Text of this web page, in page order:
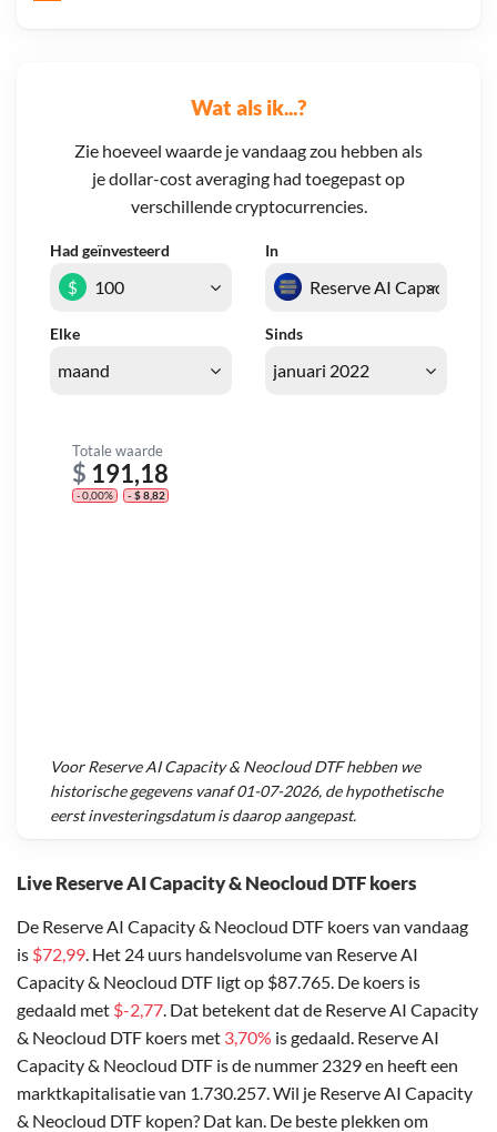
Live Reserve AI Capacity & Neocloud DTF koers
De Reserve AI Capacity & Neocloud DTF koers van vandaag
is $72,99. Het 24 uurs handelsvolume van Reserve AI
Capacity & Neocloud DTF ligt op $87.765. De koers is
gedaald met $-2,77. Dat betekent dat de Reserve AI Capacity
& Neocloud DTF koers met 3,70% is gedaald. Reserve AI
Capacity & Neocloud DTF is de nummer 2329 en heeft een
marktkapitalisatie van 1.730.257. Wil je Reserve AI Capacity
& Neocloud DTF kopen? Dat kan. De beste plekken om
Wat als ik...?
Zie hoeveel waarde je vandaag zou hebben als
je dollar-cost averaging had toegepast op
verschillende cryptocurrencies.
Had geïnvesteerd In
Elke Sinds
$
Totale waarde
$ 191,18
- 0,00% - $ 8,82
VoorReserve AI Capacity & Neocloud DTFhebben we
historische gegevens vanaf01-07-2026, de hypothetische
eerst investeringsdatum is daarop aangepast.